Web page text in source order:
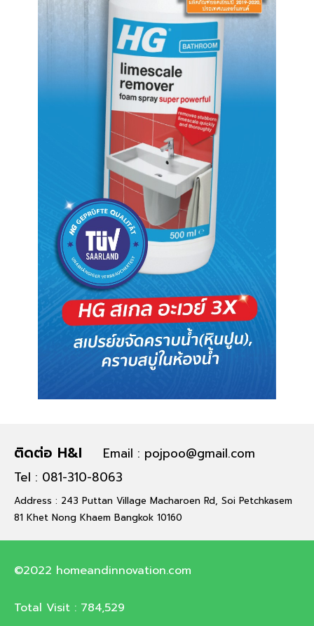
ติดต่อ H&I
Email : pojpoo@gmail.com
Tel : 081-310-8063
Address : 243 Puttan Village Macharoen Rd, Soi Petchkasem
81 Khet Nong Khaem Bangkok 10160
©2022 homeandinnovation.com
Total Visit : 784,529